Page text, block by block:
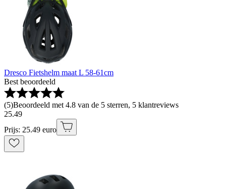
Dresco Fietshelm maat L 58-61cm
Best beoordeeld
(5)Beoordeeld met 4.8 van de 5 sterren, 5 klantreviews
25.49
Prijs: 25.49 euro